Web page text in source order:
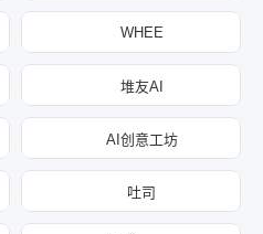
WHEE
堆友AI
AI创意工坊
吐司